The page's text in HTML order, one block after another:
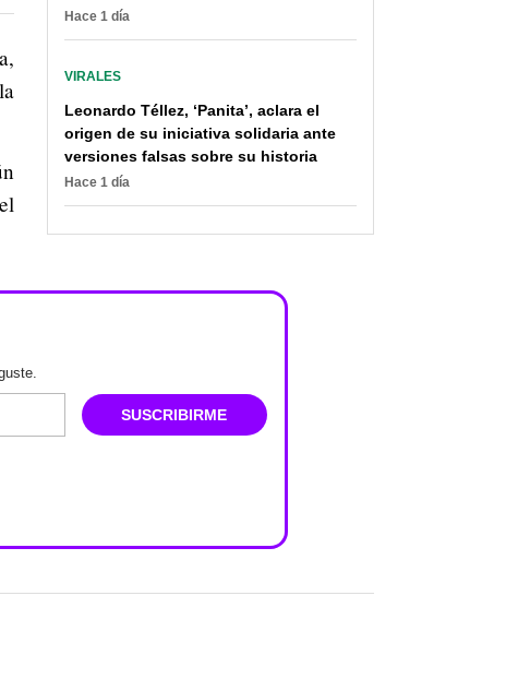
Hace 1 día
VIRALES
Leonardo Téllez, ‘Panita’, aclara el
origen de su iniciativa solidaria ante
versiones falsas sobre su historia
Hace 1 día
SUSCRIBIRME